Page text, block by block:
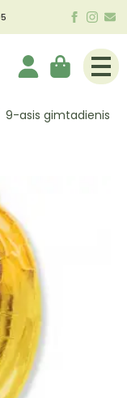
9-asis gimtadienis